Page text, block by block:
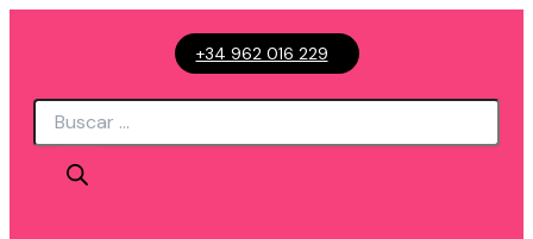
+34 962 016 229
Búsqueda